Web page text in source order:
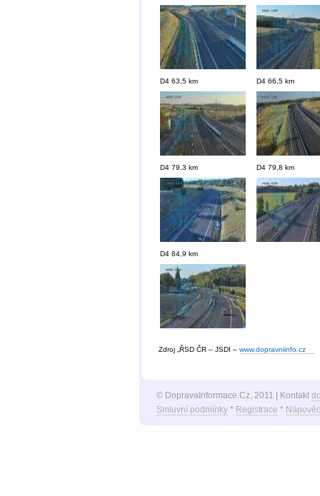
D4 63,5 km D4 66,5 km
D4 79,3 km D4 79,8 km
D4 84,9 km
Zdroj „ŘSD ČR – JSDI – www.dopravniinfo.cz
© DopravaInformace.Cz, 2011 | Kontakt
Smluvní podmínky* Registrace *